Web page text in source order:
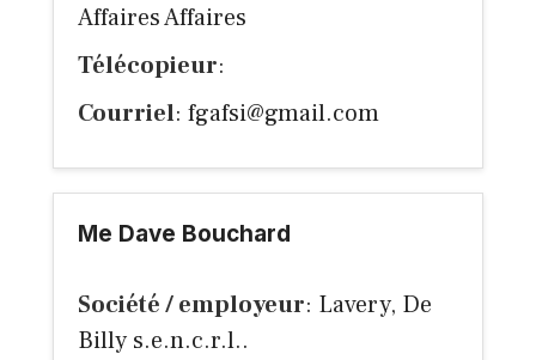
Affaires Affaires
Télécopieur:
Courriel: fgafsi@gmail.com
Me Dave Bouchard
Société / employeur: Lavery, De
Billy s.e.n.c.r.l..